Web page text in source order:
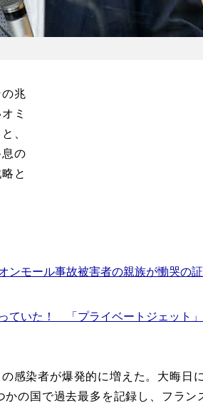
兆
ミ
、
の
と
ンモール事故被害者の親族が慟哭の
ていた！ 「プライベートジェッ
感染者が爆発的に増えた。大晦日
の国で過去最多を記録し、フラン